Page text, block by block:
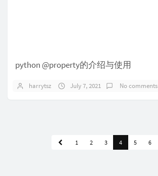
python @property的介绍与使用
harrytsz July 7, 2021 No comments
1 2 3 4 5 6